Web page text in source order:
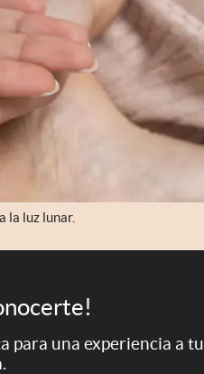
la luz lunar.
para una experiencia a tu